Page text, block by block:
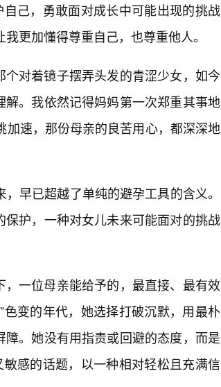
己，勇敢面对成长中可能出现的挑战
更加懂得尊重自己，也尊重他人。
对着镜子摆弄头发的青涩少女，如今
。我依然记得妈妈第一次郑重其事地
加速，那份母亲的良苦用心，都深深地
，早已超越了单纯的避孕工具的含义。
护，一种对女儿未来可能面对的挑战
一位母亲能给予的，最直接、最有效
变的年代，她选择打破沉默，用最朴
。她没有用指责或回避的态度，而是
感的话题，以一种相对轻松且充满信